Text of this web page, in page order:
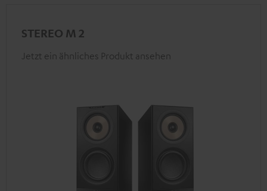
STEREO M 2
Jetzt ein ähnliches Produkt ansehen